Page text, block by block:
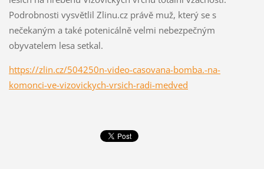
Podrobnosti vysvětlil Zlinu.cz právě muž, který se s
nečekaným a také potenicálně velmi nebezpečným
obyvatelem lesa setkal.
https://zlin.cz/504250n-video-casovana-bomba.-na-
komonci-ve-vizovickych-vrsich-radi-medved